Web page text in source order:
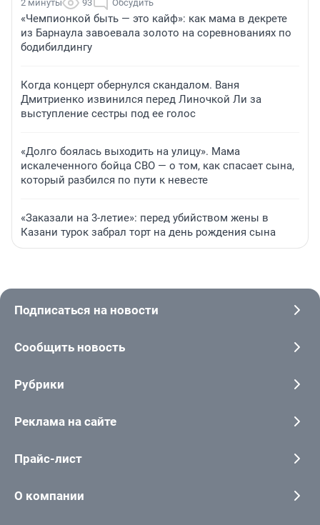
2 минуты 93 Обсудить
«Чемпионкой быть — это кайф»: как мама в декрете
из Барнаула завоевала золото на соревнованиях по
бодибилдингу
Когда концерт обернулся скандалом. Ваня
Дмитриенко извинился перед Линочкой Ли за
выступление сестры под ее голос
«Долго боялась выходить на улицу». Мама
искалеченного бойца СВО — о том, как спасает сына,
который разбился по пути к невесте
«Заказали на 3-летие»: перед убийством жены в
Казани турок забрал торт на день рождения сына
Подписаться на новости
Сообщить новость
Рубрики
Реклама на сайте
Прайс-лист
О компании